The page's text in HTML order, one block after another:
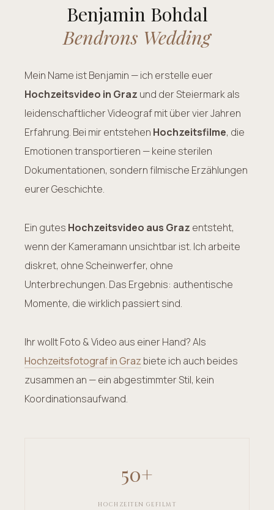
Benjamin Bohdal
Bendrons Wedding
Mein Name ist Benjamin — ich erstelle euer
Hochzeitsvideo in Graz und der Steiermark als
leidenschaftlicher Videograf mit über vier Jahren
Erfahrung. Bei mir entstehen Hochzeitsfilme, die
Emotionen transportieren — keine sterilen
Dokumentationen, sondern filmische Erzählungen
eurer Geschichte.
Ein gutes Hochzeitsvideo aus Graz entsteht,
wenn der Kameramann unsichtbar ist. Ich arbeite
diskret, ohne Scheinwerfer, ohne
Unterbrechungen. Das Ergebnis: authentische
Momente, die wirklich passiert sind.
Ihr wollt Foto & Video aus einer Hand? Als
Hochzeitsfotograf in Graz biete ich auch beides
zusammen an — ein abgestimmter Stil, kein
Koordinationsaufwand.
50+
HOCHZEITEN GEFILMT